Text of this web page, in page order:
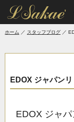
'
ホーム スタッフブログ
EDOX ジャパン
EDOX ジャ